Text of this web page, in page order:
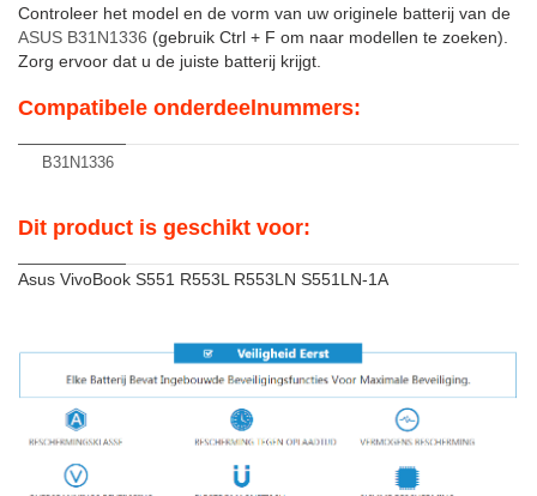
Controleer het model en de vorm van uw originele batterij van de
ASUS B31N1336 (gebruik Ctrl + F om naar modellen te zoeken).
Zorg ervoor dat u de juiste batterij krijgt.
Compatibele onderdeelnummers:
B31N1336
Dit product is geschikt voor:
Asus VivoBook S551 R553L R553LN S551LN-1A